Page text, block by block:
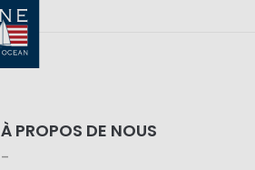
À PROPOS DE NOUS